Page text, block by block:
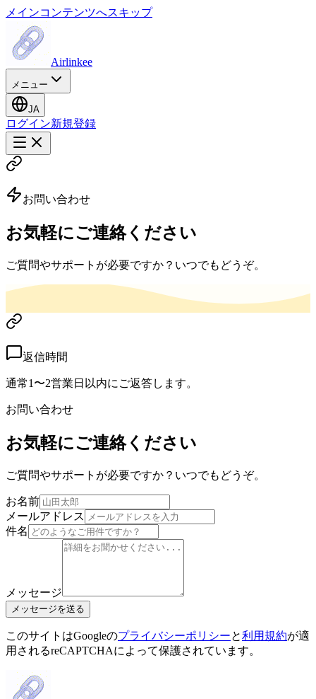
メインコンテンツへスキップ
Airlinkee
メニュー
JA
ログイン新規登録
お問い合わせ
お気軽にご連絡ください
ご質問やサポートが必要ですか？いつでもどうぞ。
返信時間
通常1〜2営業日以内にご返答します。
お問い合わせ
お気軽にご連絡ください
ご質問やサポートが必要ですか？いつでもどうぞ。
お名前
メールアドレス
件名
メッセージ
メッセージを送る
このサイトはGoogleのプライバシーポリシーと利用規約が適
用されるreCAPTCHAによって保護されています。